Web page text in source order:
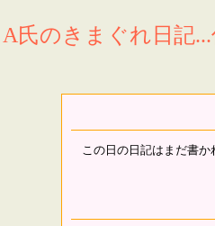
A氏のきまぐれ日記
この日の日記はまだ書か